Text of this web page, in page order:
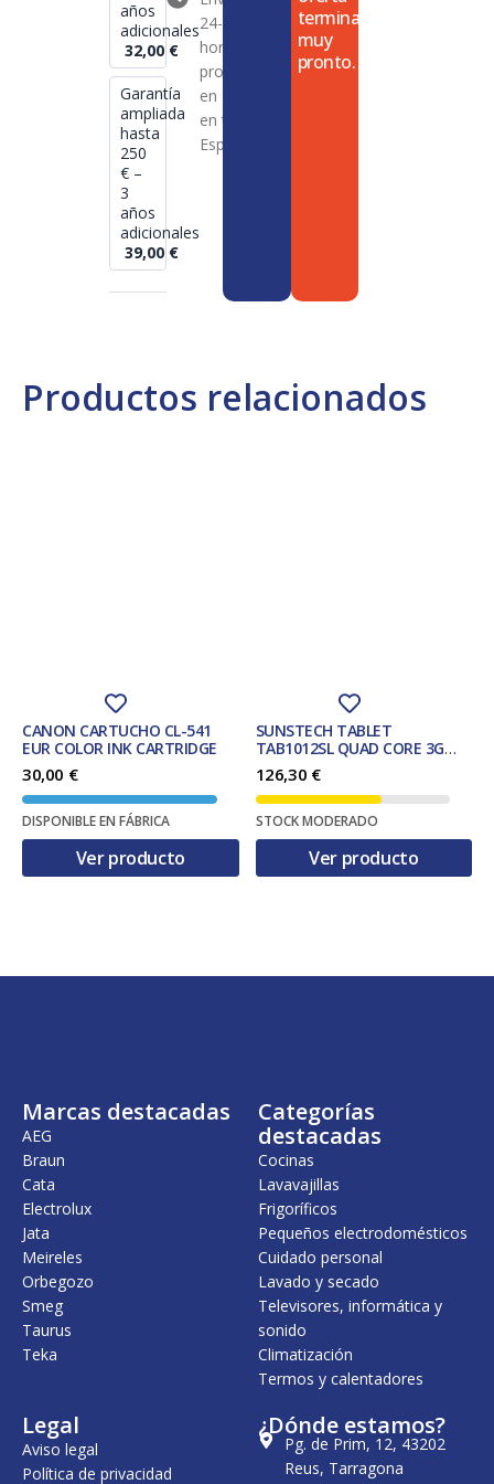
Productos relacionados
CANON CARTUCHO CL-541
EUR COLOR INK CARTRIDGE
30,00 €
DISPONIBLE EN FÁBRICA
Ver producto
SUNSTECH TABLET
TAB1012SL QUAD CORE 3G
32Gb ANDROID 12 4G SILVER
126,30 €
STOCK MODERADO
Ver producto
años
adicionales
32,00 €
Garantía
ampliada
hasta
250
€ –
3
años
adicionales
39,00 €
24-72
horas en
productos
en stock
en toda
España
termina
muy
pronto.
Marcas destacadas
AEG
Braun
Cata
Electrolux
Jata
Meireles
Orbegozo
Smeg
Taurus
Teka
Categorías
destacadas
Cocinas
Lavavajillas
Frigoríficos
Pequeños electrodomésticos
Cuidado personal
Lavado y secado
Televisores, informática y
sonido
Climatización
Termos y calentadores
Legal
Aviso legal
Política de privacidad
¿Dónde estamos?
Pg. de Prim, 12, 43202
Reus, Tarragona